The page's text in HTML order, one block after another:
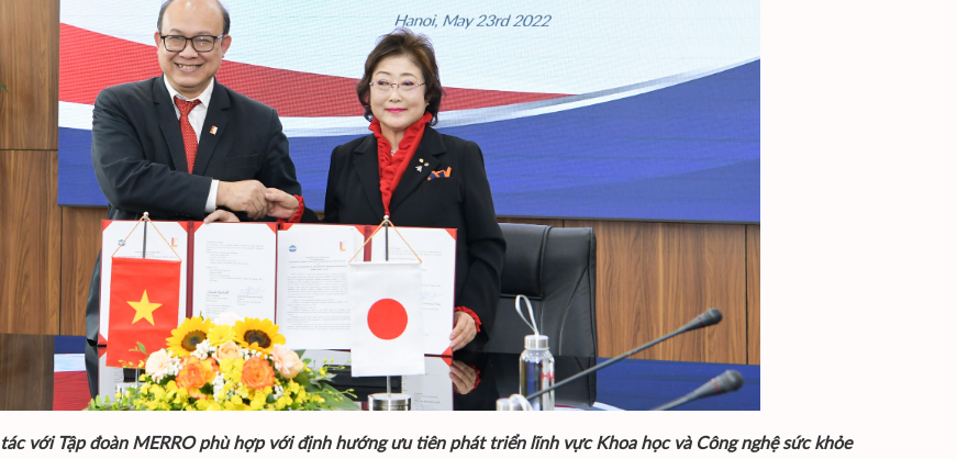
với Tập đoàn MERRO phù hợp với định hướng ưu tiên phát triển lĩnh vực Khoa học và Công nghệ sức khỏe